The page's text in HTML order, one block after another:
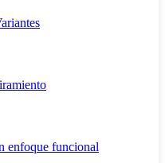
enfoque funcional